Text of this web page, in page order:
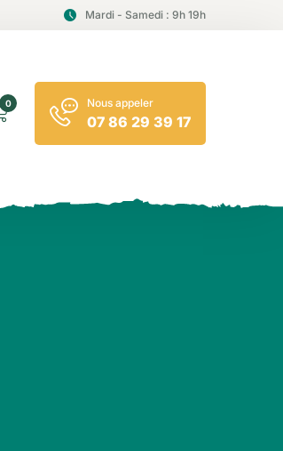
Mardi - Samedi : 9h 19h
0 Nous appeler
07 86 29 39 17